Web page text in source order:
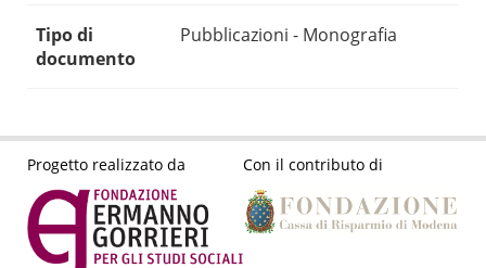
Tipo di
documento
Pubblicazioni - Monografia
Progetto realizzato da Con il contributo di